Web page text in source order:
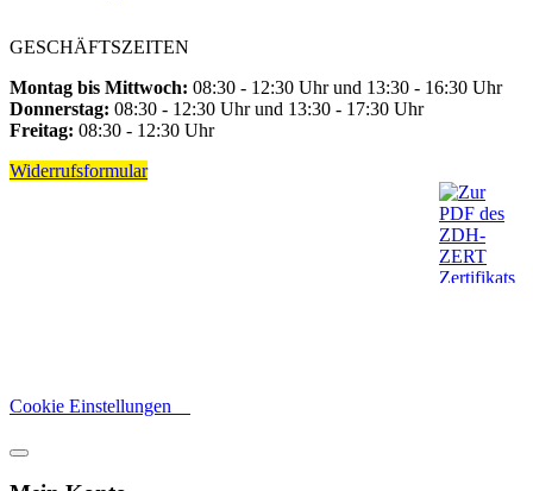
GESCHÄFTSZEITEN
Montag bis Mittwoch: 08:30 - 12:30 Uhr und 13:30 - 16:30 Uhr
Donnerstag: 08:30 - 12:30 Uhr und 13:30 - 17:30 Uhr
Freitag: 08:30 - 12:30 Uhr
Widerrufsformular
Cookie Einstellungen